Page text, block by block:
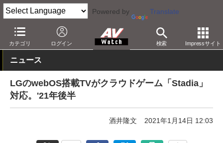
Powered by Translate
カテゴリ ログイン 検索 Impressサイト
AV Watch 製品 テレビ LG
ニュース
LGのwebOS搭載TVがクラウドゲーム「Stadia」
対応。'21年後半
酒井隆文 2021年1月14日 12:03